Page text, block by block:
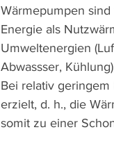
Wärmepumpen
Energie als
Umweltenergien
Abwassser,
Bei relativ
erzielt, d. h., die
somit zu einer